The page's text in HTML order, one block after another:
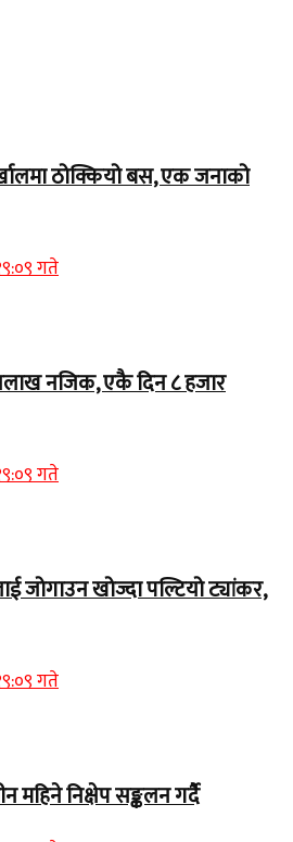
ठोक्कियो बस, एक जनाको
गते
नजिक, एकै दिन ८ हजार
गते
खोज्दा पल्टियो ट्यांकर,
गते
महिने निक्षेप सङ्कलन गर्दै